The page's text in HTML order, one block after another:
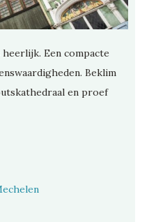
heerlijk. Een compacte
Beklim
en proef